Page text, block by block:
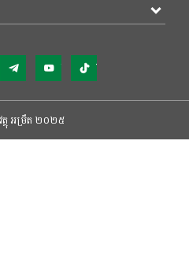
TelegramYouTubeTikTok
ត្ថុ អម្រឹត ២០២៥